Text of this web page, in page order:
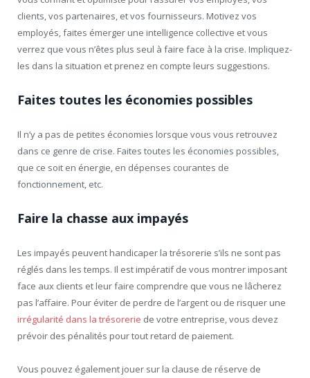
clients, vos partenaires, et vos fournisseurs. Motivez vos
employés, faites émerger une intelligence collective et vous
verrez que vous n’êtes plus seul à faire face à la crise. Impliquez-
les dans la situation et prenez en compte leurs suggestions.
Faites toutes les économies possibles
Il n’y a pas de petites économies lorsque vous vous retrouvez
dans ce genre de crise. Faites toutes les économies possibles,
que ce soit en énergie, en dépenses courantes de
fonctionnement, etc.
Faire la chasse aux impayés
Les impayés peuvent handicaper la trésorerie s’ils ne sont pas
réglés dans les temps. Il est impératif de vous montrer imposant
face aux clients et leur faire comprendre que vous ne lâcherez
pas l’affaire. Pour éviter de perdre de l’argent ou de risquer une
irrégularité dans la trésorerie de votre entreprise, vous devez
prévoir des pénalités pour tout retard de paiement.
Vous pouvez également jouer sur la clause de réserve de